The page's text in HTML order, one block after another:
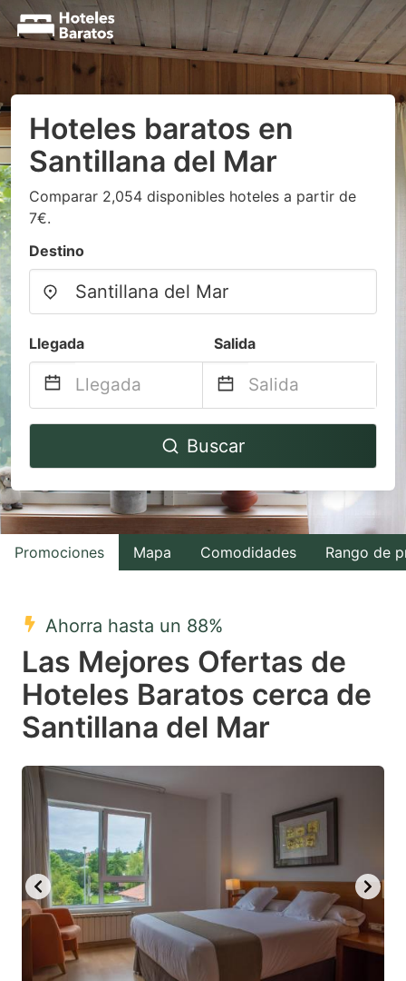
Hoteles baratos en
Santillana del Mar
Comparar 2,054 disponibles hoteles a partir de
7€.
Destino
Llegada Salida
Navigate
to
interact
with
the
select
a
date.
Press
question
mark
to
get
the
keyboard
shortcuts
Navigate
to
interact
with
the
a
date.
Press
key
to
get
the
keyboard
shortcuts
Buscar
Promociones Mapa Comodidades Rango de
Ahorra hasta un 88%
Las Mejores Ofertas de
Hoteles Baratos cerca de
Santillana del Mar